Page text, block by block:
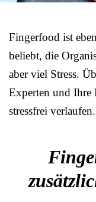
Fingerfood ist
beliebt, die
aber viel Stress.
Experten und Ihre
stressfrei verlaufen.